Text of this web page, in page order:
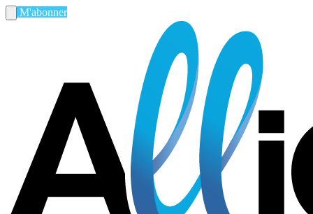
M'abonner